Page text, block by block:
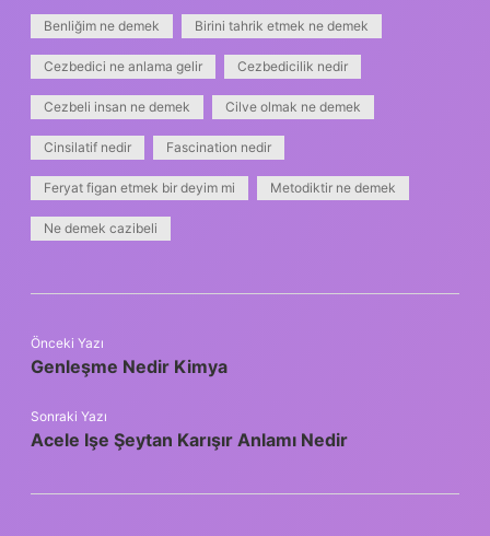
Benliğim ne demek Birini tahrik etmek ne demek
Cezbedici ne anlama gelir Cezbedicilik nedir
Cezbeli insan ne demek Cilve olmak ne demek
Cinsilatif nedir Fascination nedir
Feryat figan etmek bir deyim mi Metodiktir ne demek
Ne demek cazibeli
Önceki Yazı
Genleşme Nedir Kimya
Sonraki Yazı
Acele Işe Şeytan Karışır Anlamı Nedir